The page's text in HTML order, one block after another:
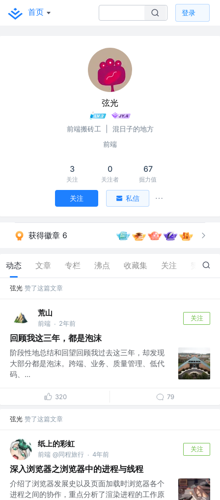
首页 登录
弦光
前端搬砖工
混日子的地方
前端
3
关注
0
关注者
67
掘力值
关注 私信
获得徽章 6
动态 文章 专栏 沸点 收藏集 关注 46
弦光 赞了这篇文章
荒山
前端 · 2年前
关注
回顾我这三年，都是泡沫
阶段性地总结和回望回顾我过去这三年，却发现
大部分都是泡沫。跨端、业务、质量管理、低代
码、...
320 79
弦光 赞了这篇文章
纸上的彩虹
前端 @同程旅行 · 4年前
关注
深入浏览器之浏览器中的进程与线程
介绍了浏览器发展史以及页面加载时浏览器各个
进程之间的协作，重点分析了渲染进程的工作原